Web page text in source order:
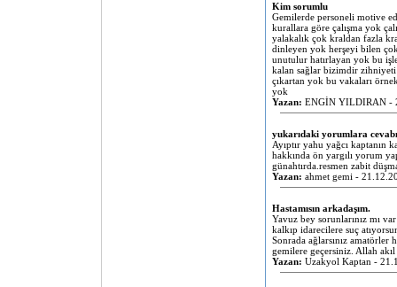
Kim sorumlu
Gemilerde personeli motive
kurallara göre çalışma yok
yalakalık çok kraldan fazla
dinleyen yok herşeyi bilen
unutulur hatırlayan yok bu
kalan sağlar bizimdir
çıkartan yok bu vakaları
yok
Yazan: ENGİN YILDIRAN -
yukarıdaki yorumlara
Ayıptır yahu yağcı kaptanın
hakkında ön yargılı yorum
günahtırda.resmen zabit
Yazan: ahmet gemi -
Hastamısın arkadaşım.
Yavuz bey sorunlarınız mı
kalkıp idarecilere suç
Sonrada ağlarsınız
gemilere geçersiniz. Allah
Yazan: Uzakyol Kaptan -